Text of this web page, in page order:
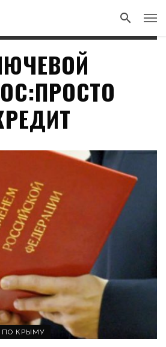
ПО КРЫМУ